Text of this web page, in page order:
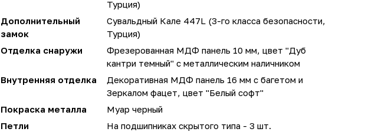
Турция)
Дополнительный
замок
Сувальдный Кале 447L (3-го класса безопасности,
Турция)
Отделка снаружи
Фрезерованная МДФ панель 10 мм, цвет "Дуб
кантри темный" с металлическим наличником
Внутренняя отделка
Декоративная МДФ панель 16 мм с багетом и
Зеркалом фацет, цвет "Белый софт"
Покраска металла
Муар черный
Петли
На подшипниках скрытого типа - 3 шт.